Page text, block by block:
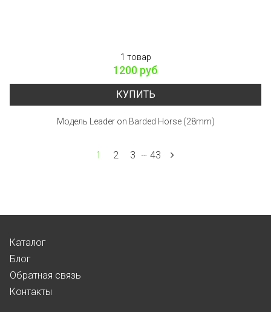
1 товар
1200 руб
КУПИТЬ
Модель Leader on Barded Horse (28mm)
1 2 3 43
Каталог
Блог
Обратная связь
Контакты